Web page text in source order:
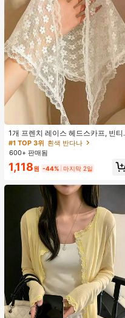
1개 프렌치 레이스 헤드스카프, 빈티
지 전원풍 화이트 스위트 헤어 액세서
리, 야외 장식에 적합한 빈티지 폴리에
스터 섬유 휴가 스카프 여름 헤어밴드
비치 스카프 바캉스 반다나, 미적
흰색 반다나
거의 매진!
#1 TOP 3위 흰색 반다나
거의 매진!
#1 TOP 3위 흰색 반다나
거의 매진!
#1 TOP 3위
흰색 반다나
거의 매진!
600+ 판매됨
1,118원 -44% 마지막 2일